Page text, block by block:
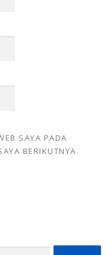
SAYA PADA
BERIKUTNYA.